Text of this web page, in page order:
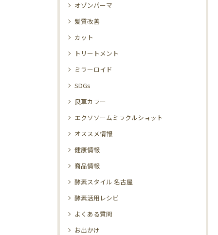
オゾンパーマ
髪質改善
カット
トリートメント
ミラーロイド
SDGs
良草カラー
エクソソームミラクルショット
オススメ情報
健康情報
商品情報
酵素スタイル 名古屋
酵素活用レシピ
よくある質問
お出かけ